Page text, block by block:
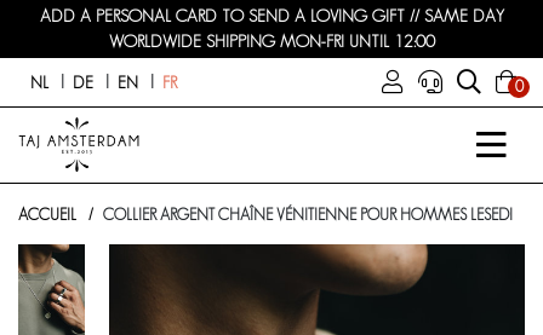
ADD A PERSONAL CARD TO SEND A LOVING GIFT // SAME DAY
WORLDWIDE SHIPPING MON-FRI UNTIL 12:00
NL DE EN FR 0
ACCUEIL COLLIER ARGENT CHAÎNE VÉNITIENNE POUR HOMMES LESEDI